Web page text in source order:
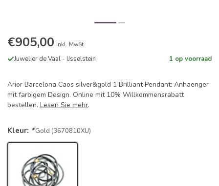
€905,00 Inkl. MwSt.
Juwelier de Vaal - IJsselstein 1 op voorraad
Arior Barcelona Caos silver&gold 1 Brilliant Pendant: Anhaenger
mit farbigem Design. Online mit 10% Willkommensrabatt
bestellen. Lesen Sie mehr.
Kleur: *Gold (3670810XU)